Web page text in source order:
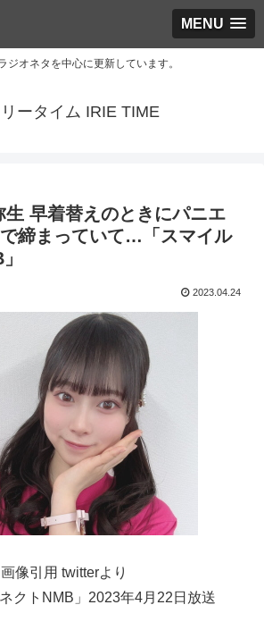
MENU
ジオネタを中心に更新しています。
ータイム IRIE TIME
生 早着替えのときにパニエ
締まっていて…「スマイル
2023.04.24
画像引用 twitterより
ネクトNMB」2023年4月22日放送